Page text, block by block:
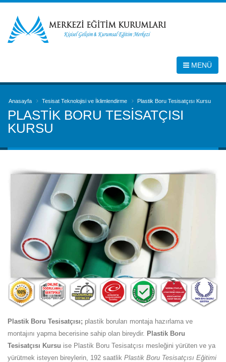
MENÜ
Anasayfa Tesisat Teknolojisi ve İklimlendirme Plastik Boru Tesisatçısı Kursu
PLASTIK BORU TESISATÇISI
KURSU
Plastik Boru Tesisatçısı; plastik boruları montaja hazırlama ve
montajını yapma becerisine sahip olan bireydir. Plastik Boru
Tesisatçısı Kursu ise Plastik Boru Tesisatçısı mesleğini yürüten ve ya
yürütmek isteyen bireylerin, 192 saatlik Plastik Boru Tesisatçısı Eğitimi